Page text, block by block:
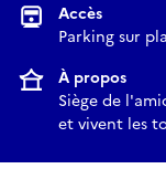
Accès
Parking sur
À propos
Siège de
et vivent les